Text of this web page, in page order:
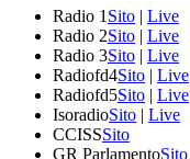
Radio 1 Sito | Live
Radio 2Sito | Live
Radio 3Sito | Live
Radiofd4Sito | Live
Radiofd5Sito | Live
IsoradioSito | Live
CCISSSito
GR ParlamentoSito